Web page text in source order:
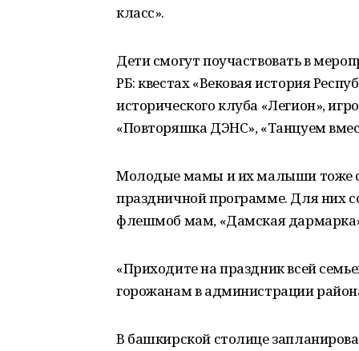
класс».
Дети смогут поучаствовать в
РБ: квестах «Вековая история
исторического клуба «Легион»,
«Повторяшка ДЭНС», «Танцуем
Молодые мамы и их малыши тоже
праздничной программе. Для них
флешмоб мам, «Дамская
«Приходите на праздник всей
горожанам в администрации
В башкирской столице